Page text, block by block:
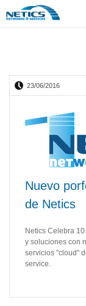
23/06/2016
Nuevo
de Netics
Netics Celebra
y soluciones con
servicios "cloud"
service.